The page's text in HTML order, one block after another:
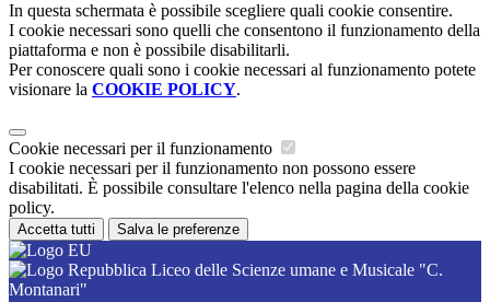
In questa schermata è possibile scegliere quali cookie consentire.
I cookie necessari sono quelli che consentono il funzionamento della
piattaforma e non è possibile disabilitarli.
Per conoscere quali sono i cookie necessari al funzionamento potete
visionare la COOKIE POLICY.
Cookie necessari per il funzionamento
I cookie necessari per il funzionamento non possono essere
disabilitati. È possibile consultare l'elenco nella pagina della cookie
policy.
Accetta tutti Salva le preferenze
Liceo delle Scienze umane e Musicale "C.
Montanari"